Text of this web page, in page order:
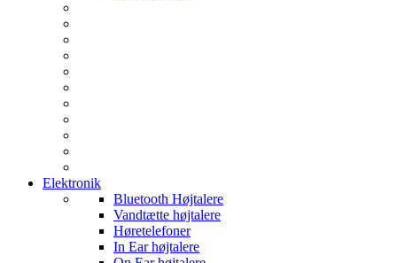
Elektronik
Bluetooth Højtalere
Vandtætte højtalere
Høretelefoner
In Ear højtalere